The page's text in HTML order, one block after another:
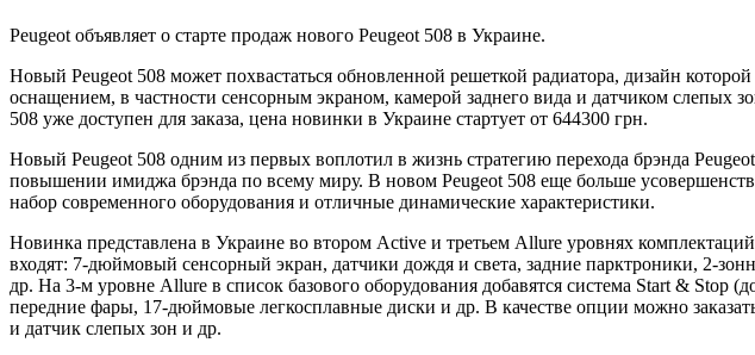
Peugeot объявляет о старте продаж нового Peugeot 508 в Украине.
Новый Peugeot 508 может похвастаться обновленной решеткой радиатора, дизайн
оснащением, в частности сенсорным экраном, камерой заднего вида и датчиком
508 уже доступен для заказа, цена новинки в Украине стартует от 644300 грн.
Новый Peugeot 508 одним из первых воплотил в жизнь стратегию перехода брэнда
повышении имиджа брэнда по всему миру. В новом Peugeot 508 еще больше
набор современного оборудования и отличные динамические характеристики.
Новинка представлена в Украине во втором Active и третьем Allure уровнях
входят: 7-дюймовый сенсорный экран, датчики дождя и света, задние парктроники, 2-
др. На 3-м уровне Allure в список базового оборудования добавятся система Start & Stop
передние фары, 17-дюймовые легкосплавные диски и др. В качестве опции можно
и датчик слепых зон и др.